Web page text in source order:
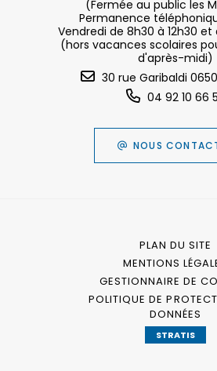
(Fermée au public les
Permanence
Vendredi de 8h30 à 12h30 et
(hors vacances scolaires
d'après-midi)
30 rue Garibaldi
04 92 10 66
NOUS
PLAN DU SITE
MENTIONS
GESTIONNAIRE DE
POLITIQUE DE
DONNÉES
STRATIS